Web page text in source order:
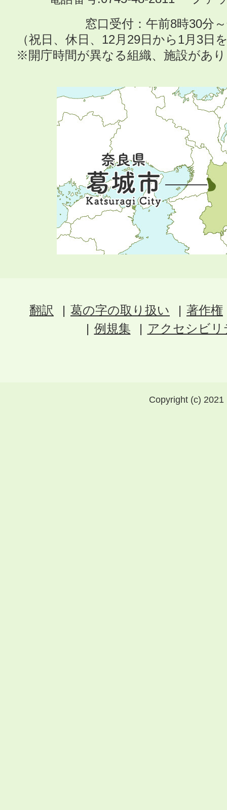
窓口受付：午前8時30分
（祝日、休日、12月29日から1月3日
※開庁時間が異なる組織、施設があ
翻訳 葛の字の取り扱い
著作権
例規集
アクセシビ
Copyright (c)